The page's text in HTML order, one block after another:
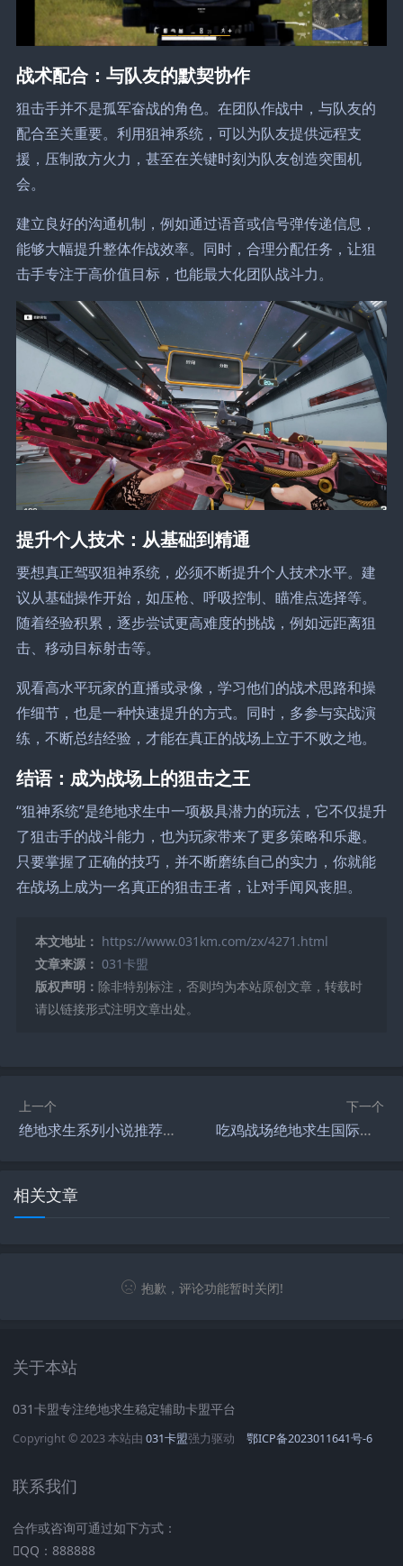
战术配合：与队友的默契协作
狙击手并不是孤军奋战的角色。在团队作战中，与队友的
配合至关重要。利用狙神系统，可以为队友提供远程支
援，压制敌方火力，甚至在关键时刻为队友创造突围机
会。
建立良好的沟通机制，例如通过语音或信号弹传递信息，
能够大幅提升整体作战效率。同时，合理分配任务，让狙
击手专注于高价值目标，也能最大化团队战斗力。
提升个人技术：从基础到精通
要想真正驾驭狙神系统，必须不断提升个人技术水平。建
议从基础操作开始，如压枪、呼吸控制、瞄准点选择等。
随着经验积累，逐步尝试更高难度的挑战，例如远距离狙
击、移动目标射击等。
观看高水平玩家的直播或录像，学习他们的战术思路和操
作细节，也是一种快速提升的方式。同时，多参与实战演
练，不断总结经验，才能在真正的战场上立于不败之地。
结语：成为战场上的狙击之王
“狙神系统”是绝地求生中一项极具潜力的玩法，它不仅提升
了狙击手的战斗能力，也为玩家带来了更多策略和乐趣。
只要掌握了正确的技巧，并不断磨练自己的实力，你就能
在战场上成为一名真正的狙击王者，让对手闻风丧胆。
本文地址： https://www.031km.com/zx/4271.html
文章来源： 031卡盟
版权声明： 除非特别标注，否则均为本站原创文章，转载时
请以链接形式注明文章出处。
上一个
绝地求生系列小说推荐：必读作品清单-绝地求生小说推荐：最受欢迎的5本生存类小说
下一个
吃鸡战场绝地求生国际服玩法攻略-吃鸡战场绝地求生国际服新手入门指南
相关文章
抱歉，评论功能暂时关闭!
关于本站
031卡盟专注绝地求生稳定辅助卡盟平台
Copyright © 2023 本站由 031卡盟强力驱动 鄂ICP备2023011641号-6
联系我们
合作或咨询可通过如下方式：
QQ：888888